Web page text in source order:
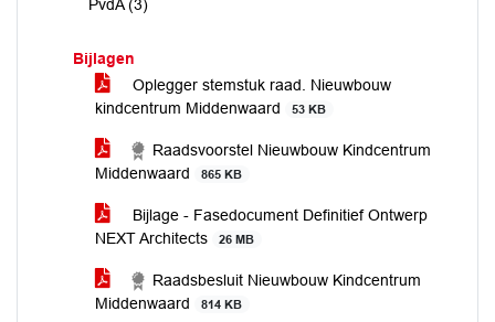
PvdA (3)
Bijlagen
Oplegger stemstuk raad. Nieuwbouw
kindcentrum Middenwaard
53 KB
Raadsvoorstel Nieuwbouw Kindcentrum
Middenwaard
865 KB
Bijlage - Fasedocument Definitief Ontwerp
NEXT Architects
26 MB
Raadsbesluit Nieuwbouw Kindcentrum
Middenwaard
814 KB